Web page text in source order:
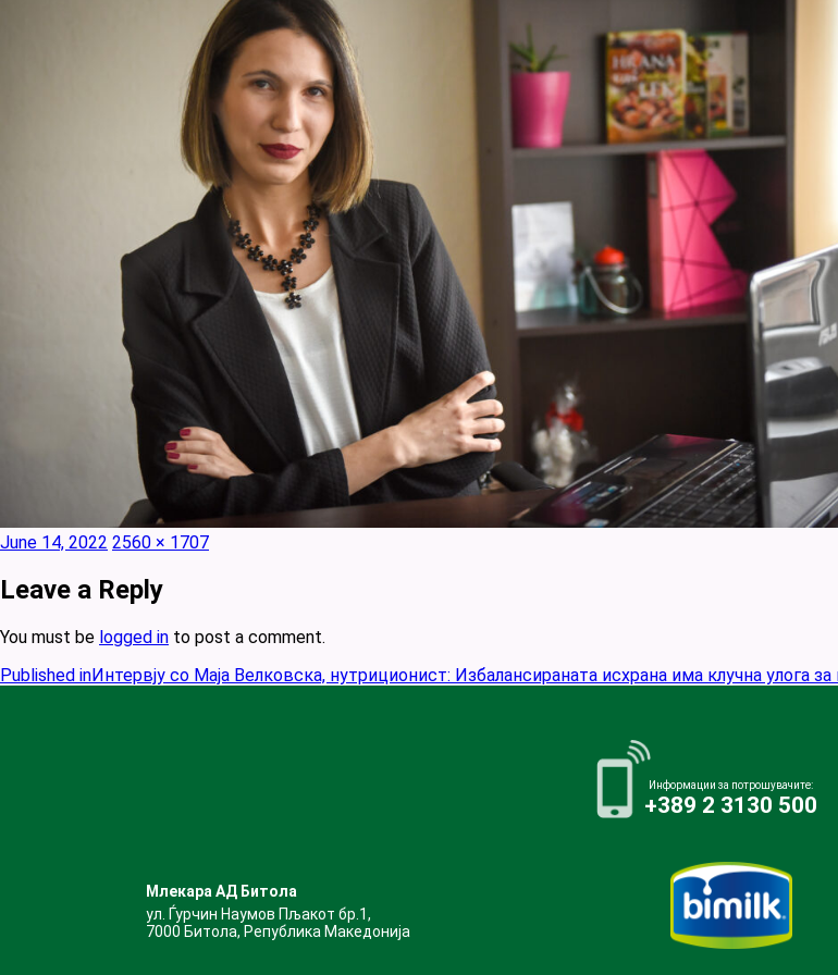
Posted
June 14, 2022 Full
2560 × 1707
Leave a Reply
You must be logged in to post a comment.
Published inИнтервју со Маја Велковска, нутриционист: Избалансираната исхрана има клучна улога
Информации за потрошувачите:
+389 2 3130 500
Млекара АД Битола
ул. Ѓурчин Наумов Пљакот бр.1,
7000 Битола, Република Македонија